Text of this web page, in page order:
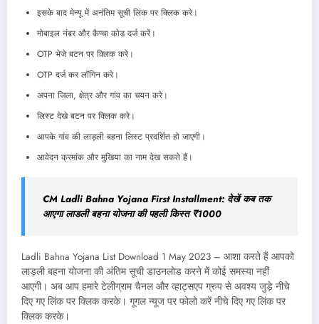
इसके बाद मेन्यू में अनंतिम सूची लिंक पर क्लिक करे।
मोबाइल नंबर और कैप्चा कोड दर्ज करें।
OTP भेजे बटन पर क्लिक करे।
OTP दर्ज कर लॉगिन करे।
अपना जिला, क्षेत्र और गांव का चयन करे।
लिस्ट देखे बटन पर क्लिक करे।
आपके गांव की लाड़ली बहना लिस्ट प्रदर्शित हो जाएगी।
आवेदन क्रमांक और मुखिया का नाम देख सकते हैं।
CM Ladli Bahna Yojana First Installment: देखें कब तक
आएगा लाडली बहना योजना की पहली किस्त ₹1000
Ladli Bahna Yojana List Download 1 May 2023 – आशा करते हैं आपको
लाड़ली बहना योजना की अंतिम सूची डाउनलोड करने में कोई समस्या नहीं
आएगी। अब आप हमारे टेलीग्राम चैनल और व्हाट्सएप ग्रुप से अवश्य जुड़े नीचे
दिए गए लिंक पर क्लिक करके। गूगल न्यूज पर फोलो करें नीचे दिए गए लिंक पर
क्लिक करके।